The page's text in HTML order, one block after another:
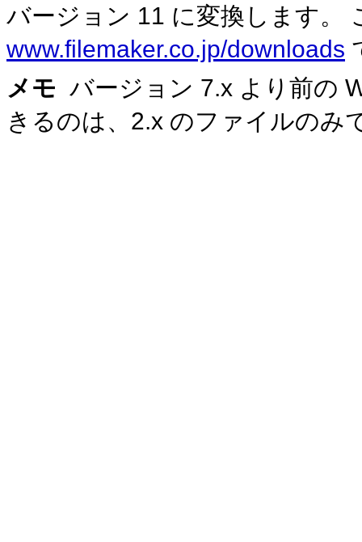
バージョン 11 に変換します。
www.filemaker.co.jp/downloads
メモ バージョン 7.x より前の
きるのは、2.x のファイルのみ